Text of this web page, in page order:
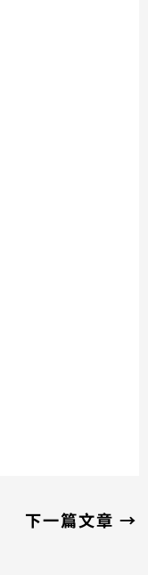
下一篇文章→